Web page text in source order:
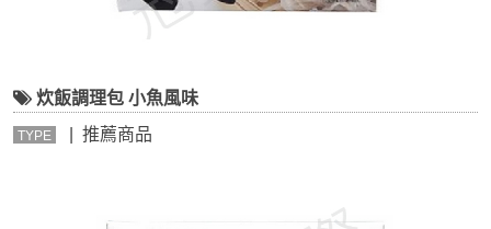
炊飯調理包 小魚風味
TYPE | 推薦商品